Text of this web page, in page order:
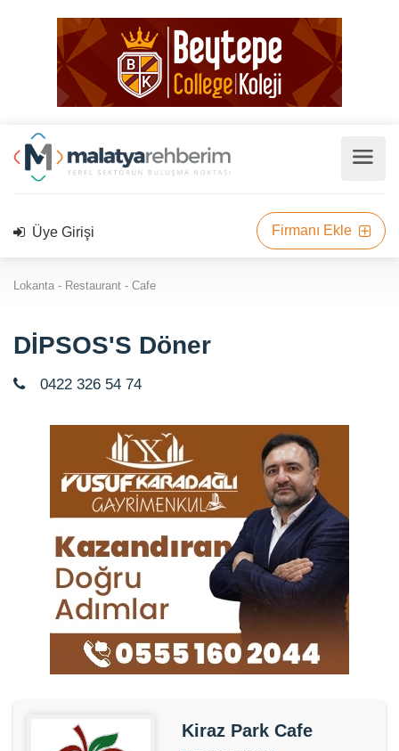
Üye Girişi Firmanı Ekle
Lokanta - Restaurant - Cafe
DİPSOS'S Döner
0422 326 54 74
Kiraz Park Cafe